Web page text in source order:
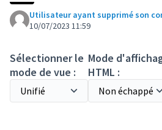
Utilisateur ayant supprimé son
10/07/2023 11:59
Sélectionner le
mode de vue :
Mode
HTML :